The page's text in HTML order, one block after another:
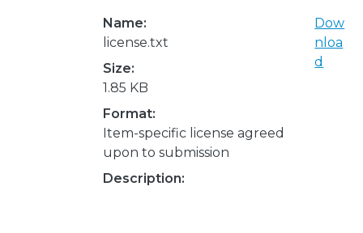
Name:
license.txt
Size:
1.85 KB
Format:
Item-specific license agreed
upon to submission
Description:
Dow
nloa
d